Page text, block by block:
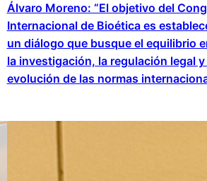
Álvaro Moreno: “El objetivo del
Internacional de Bioética es
un diálogo que busque el equilibrio
la investigación, la regulación legal y
evolución de las normas